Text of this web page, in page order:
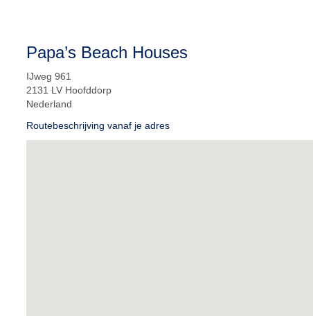
Papa’s Beach Houses
IJweg 961
2131 LV Hoofddorp
Nederland
Routebeschrijving vanaf je adres